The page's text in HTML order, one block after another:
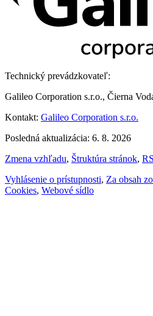
Technický prevádzkovateľ:
Galileo Corporation s.r.o., Čierna
Kontakt: Galileo Corporation s.r.o.
Posledná aktualizácia: 6. 8. 2026
Zmena vzhľadu, Štruktúra stránok,
Vyhlásenie o prístupnosti, Za obsah
Cookies, Webové sídlo